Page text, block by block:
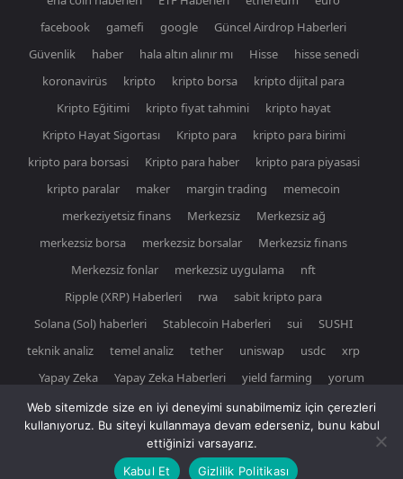
facebook
gamefi google
Güncel Airdrop Haberleri
Güvenlik
haber hala altın alınır mı Hisse
hisse senedi
koronavirüs
kripto kripto borsa
kripto dijital para
Kripto Eğitimi
kripto fiyat tahmini
kripto hayat
Kripto Hayat Sigortası
Kripto para
kripto para birimi
kripto para borsasi
Kripto para haber
kripto para piyasasi
kripto paralar
maker margin trading
memecoin
merkeziyetsiz finans
Merkezsiz
Merkezsiz ağ
merkezsiz borsa
merkezsiz borsalar
Merkezsiz finans
Merkezsiz fonlar
merkezsiz uygulama
nft
Ripple (XRP) Haberleri
rwa
sabit kripto para
Solana (Sol) haberleri
Stablecoin Haberleri sui
SUSHI
teknik analiz
temel analiz tether uniswap usdc
xrp
Yapay Zeka
Yapay Zeka Haberleri yield farming yorum
© Newspaper WordPress Theme by TagDiv
Web sitemizde size en iyi deneyimi sunabilmemiz için çerezleri
kullanıyoruz. Bu siteyi kullanmaya devam ederseniz, bunu kabul
ettiğinizi varsayarız.
Kabul Et
Gizlilik Politikası